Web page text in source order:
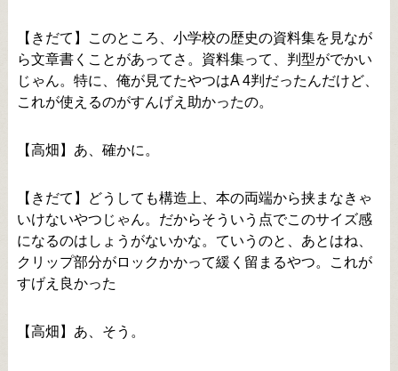
【きだて】このところ、小学校の歴史の資料集を見なが
ら文章書くことがあってさ。資料集って、判型がでかい
じゃん。特に、俺が見てたやつはA 4判だったんだけど、
これが使えるのがすんげえ助かったの。
【高畑】あ、確かに。
【きだて】どうしても構造上、本の両端から挟まなきゃ
いけないやつじゃん。だからそういう点でこのサイズ感
になるのはしょうがないかな。ていうのと、あとはね、
クリップ部分がロックかかって緩く留まるやつ。これが
すげえ良かった
【高畑】あ、そう。